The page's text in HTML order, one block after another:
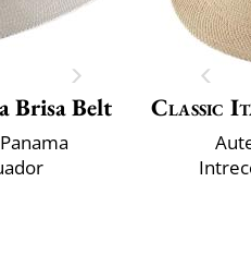
Brisa Belt Classic